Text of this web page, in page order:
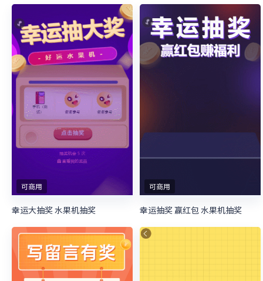
可商用
幸运大抽奖 水果机抽奖
可商用
幸运抽奖 赢红包 水果机抽奖